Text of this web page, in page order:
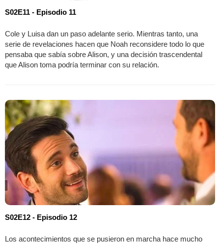
S02E11 - Episodio 11
Cole y Luisa dan un paso adelante serio. Mientras tanto, una
serie de revelaciones hacen que Noah reconsidere todo lo que
pensaba que sabía sobre Alison, y una decisión trascendental
que Alison toma podría terminar con su relación.
S02E12 - Episodio 12
Los acontecimientos que se pusieron en marcha hace mucho